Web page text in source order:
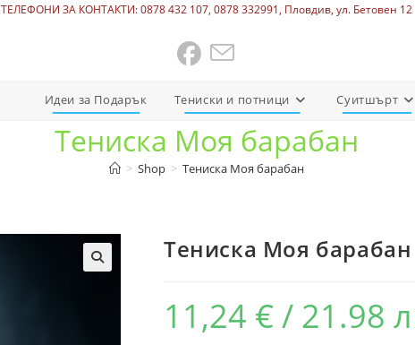
ТЕЛЕФОНИ ЗА КОНТАКТИ: 0878 432 107, 0878 332991, Пловдив, ул. Бетовен 12
Идеи за Подарък Тениски и потници Суитшърт
Тениска Моя барабан
> Shop > Тениска Моя барабан
Тениска Моя барабан
11,24 € / 21.98